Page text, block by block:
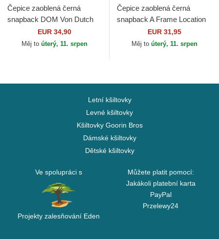
Čepice zaoblená černá
snapback DOM Von Dutch
EUR 34,90
Měj to úterý, 11. srpen
Čepice zaoblená černá
snapback A Frame Location
Austin Ciudades y Playas
Texas New Era
EUR 31,95
Měj to úterý, 11. srpen
Letní kšiltovky
Levné kšiltovky
Kšiltovky Goorin Bros
Dámské kšiltovky
Dětské kšiltovky
Ve spolupráci s
Projekty zalesňování Eden
Můžete platit pomocí:
Jakákoli platební karta
PayPal
Przelewy24